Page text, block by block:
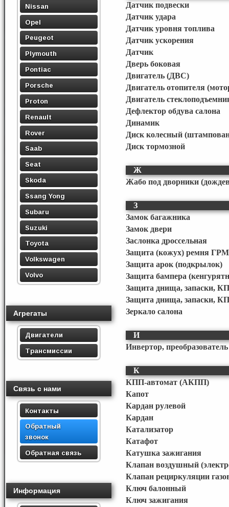
Nissan
Opel
Peugeot
Plymouth
Pontiac
Porsche
Proton
Renault
Rover
Saab
Seat
Skoda
Ssang Yong
Subaru
Suzuki
Toyota
Volkswagen
Volvo
Агрегаты
Двигатели
Трансмиссии
Связь с нами
Контакты
Обратный
звонок
Обратная связь
Информация
Датчик подвески
Датчик удара
Датчик уровня топлива
Датчик ускорения
Датчик
Дверь боковая
Двигатель (ДВС)
Двигатель отопителя
Двигатель
Дефлектор обдува салона
Динамик
Диск колесный
Диск тормозной
Ж
Жабо под дворники
З
Замок багажника
Замок двери
Заслонка дроссельная
Защита (кожух) ремня ГРМ
Защита арок (подкрылок)
Защита бампера
Защита днища, запаски,
Защита днища, запаски,
Зеркало салона
И
Инвертор,
К
КПП-автомат (АКПП)
Капот
Кардан рулевой
Кардан
Катализатор
Катафот
Катушка зажигания
Клапан воздушный
Клапан рециркуляции
Ключ балонный
Ключ зажигания